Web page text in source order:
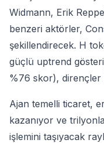
Widmann, Erik
benzeri aktörler,
şekillendirecek. H
güçlü uptrend
%76 skor), dirençler
Ajan temelli ticaret,
kazanıyor ve
işlemini taşıyacak